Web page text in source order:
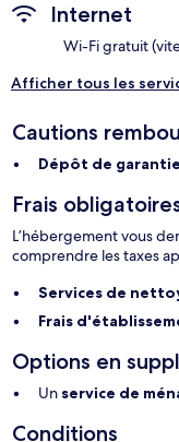
Internet
Wi-Fi gratuit
Afficher tous les
Cautions
Dépôt de
Frais
L’hébergement vous
comprendre les taxes
Services de
Frais
Options en
Un service de
Conditions